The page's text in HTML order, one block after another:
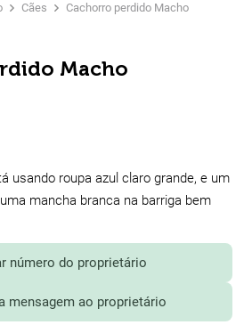
Cães
Cachorro perdido Macho
Macho
usando roupa azul claro grande, e um
mancha branca na barriga bem
número do proprietário
mensagem ao proprietário